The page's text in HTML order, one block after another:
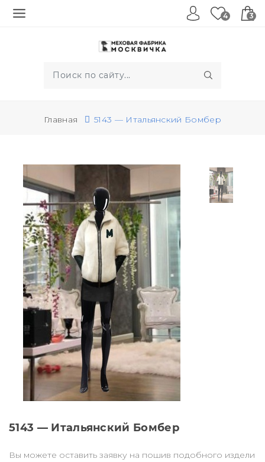
4 3
Главная 5143 — Итальянский Бомбер
5143 — Итальянский Бомбер
Вы можете оставить заявку на пошив подобного издели